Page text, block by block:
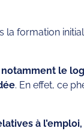
la formation
notamment le
. En effet, ce
à